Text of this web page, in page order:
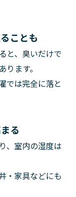
ことも
と、臭いだけで
ります。
では完全に落と
る
、室内の湿度は
・家具などにも